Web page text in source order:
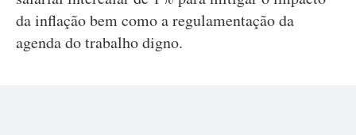
da inflação bem como a regulamentação da
agenda do trabalho digno.